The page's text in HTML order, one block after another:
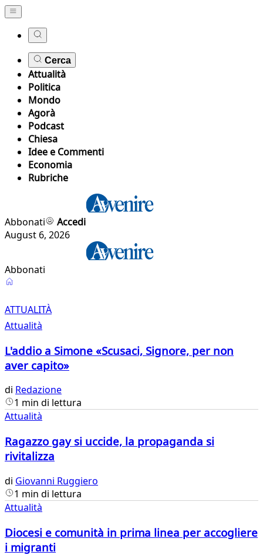
Cerca
Attualità
Politica
Mondo
Agorà
Podcast
Chiesa
Idee e Commenti
Economia
Rubriche
Abbonati
Accedi
August 6, 2026
Abbonati
Attualità
ATTUALITÀ
Attualità
L'addio a Simone «Scusaci, Signore, per non
aver capito»
di Redazione
1 min di lettura
Attualità
Ragazzo gay si uccide, la propaganda si
rivitalizza
di Giovanni Ruggiero
1 min di lettura
Attualità
Diocesi e comunità in prima linea per accogliere
i migranti